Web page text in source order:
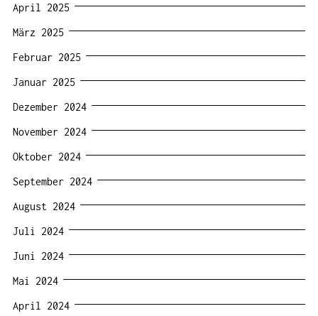
April 2025
März 2025
Februar 2025
Januar 2025
Dezember 2024
November 2024
Oktober 2024
September 2024
August 2024
Juli 2024
Juni 2024
Mai 2024
April 2024